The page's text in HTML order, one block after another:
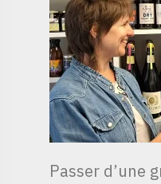
Passer d’une